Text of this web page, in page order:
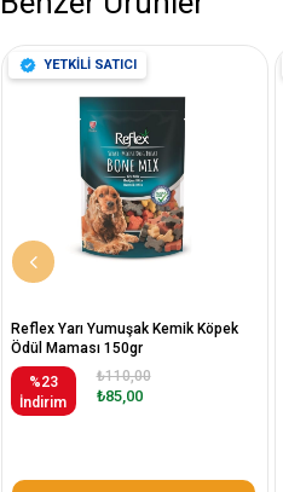
Reflex Yarı Yumuşak Kemik Köpek
Ödül Maması 150gr
%23
İndirim
₺85,00
₺110,00
YETKİLİ SATICI